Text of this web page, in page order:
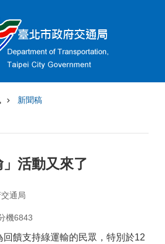
新聞稿
」活動又來了
通局
機6843
饋支持綠運輸的民眾，特別於12